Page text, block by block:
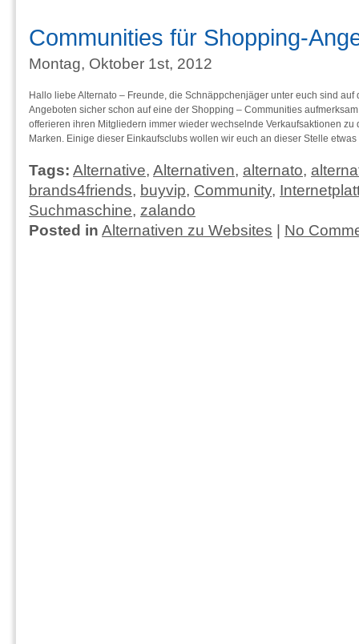
Communities für Shopping-
Montag, Oktober 1st, 2012
Hallo liebe Alternato – Freunde, die Schnäppchenjäger unter euch sind
Angeboten sicher schon auf eine der Shopping – Communities
offerieren ihren Mitgliedern immer wieder wechselnde Verkaufsaktionen
Marken. Einige dieser Einkaufsclubs wollen wir euch an dieser Stelle
Tags: Alternative, Alternativen, alternato,
brands4friends, buyvip, Community,
Suchmaschine, zalando
Posted in Alternativen zu Websites No